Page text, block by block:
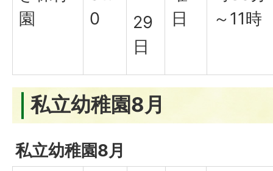
園
0
日
～11時
29
日
私立幼稚園8月
私立幼稚園8月